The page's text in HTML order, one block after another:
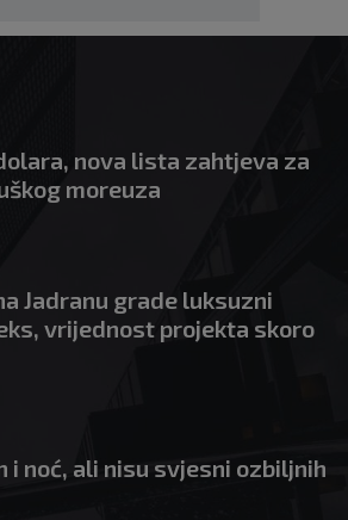
nova lista zahtjeva za
moreuza
Jadranu grade luksuzni
vrijednost projekta skoro
i noć, ali nisu svjesni ozbiljnih